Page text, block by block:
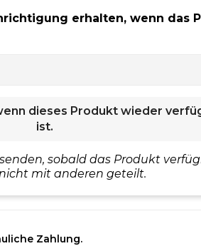
erhalten, wenn das
dieses Produkt wieder
ist.
sobald das Produkt
mit anderen geteilt.
Zahlung.